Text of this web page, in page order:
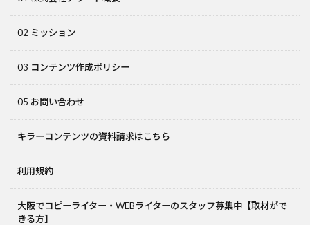
02 ミッション
03 コンテンツ作成ポリシー
05 お問い合わせ
キラーコンテンツの資料請求はこちら
利用規約
大阪でコピーライター・WEBライターのスタッフ募集中【取材がで
きる方】